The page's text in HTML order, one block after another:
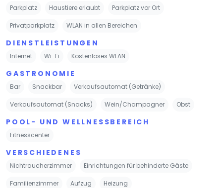
Parkplatz Haustiere erlaubt Parkplatz vor Ort
Privatparkplatz WLAN in allen Bereichen
DIENSTLEISTUNGEN
Internet Wi-Fi Kostenloses WLAN
GASTRONOMIE
Bar Snackbar Verkaufsautomat (Getränke)
Verkaufsautomat (Snacks) Wein/Champagner Obst
POOL- UND WELLNESSBEREICH
Fitnesscenter
VERSCHIEDENES
Nichtraucherzimmer Einrichtungen für behinderte Gäste
Familienzimmer Aufzug Heizung